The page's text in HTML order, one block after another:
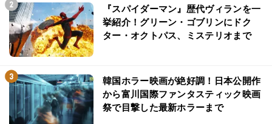
『スパイダーマン』歴代ヴィランを一
挙紹介！グリーン・ゴブリンにドク
ター・オクトパス、ミステリオまで
韓国ホラー映画が絶好調！日本公開作
から富川国際ファンタスティック映画
祭で目撃した最新ホラーまで